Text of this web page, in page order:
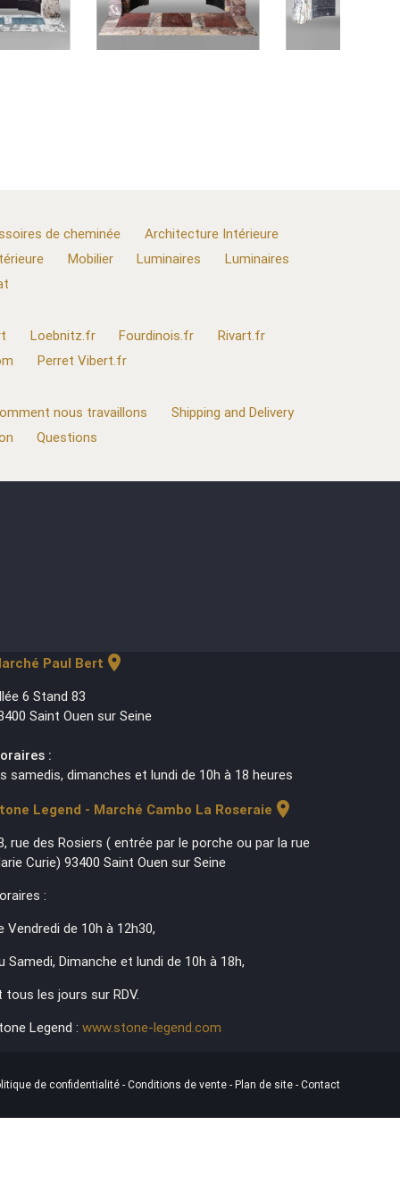
de cheminée
Architecture Intérieure
Mobilier Luminaires
Luminaires
Loebnitz.fr Fourdinois.fr
Rivart.fr
Perret Vibert.fr
nous travaillons
Shipping and Delivery
Questions
Paul Bert location_on
6 Stand 83
Saint Ouen sur Seine
:
samedis, dimanches et lundi de 10h à 18 heures
Legend - Marché Cambo La Roseraie location_on
rue des Rosiers ( entrée par le porche ou par la rue
Curie) 93400 Saint Ouen sur Seine
:
Vendredi de 10h à 12h30,
Samedi, Dimanche et lundi de 10h à 18h,
tous les jours sur RDV.
Legend : www.stone-legend.com
de confidentialité- Conditions de vente - Plan de site - Contact